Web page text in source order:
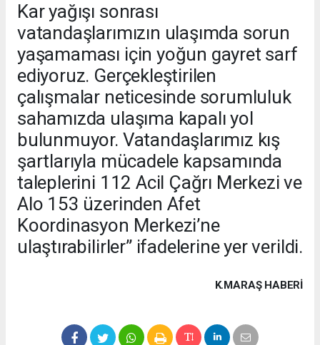
Kar yağışı sonrası
vatandaşlarımızın ulaşımda sorun
yaşamaması için yoğun gayret sarf
ediyoruz. Gerçekleştirilen
çalışmalar neticesinde sorumluluk
sahamızda ulaşıma kapalı yol
bulunmuyor. Vatandaşlarımız kış
şartlarıyla mücadele kapsamında
taleplerini 112 Acil Çağrı Merkezi ve
Alo 153 üzerinden Afet
Koordinasyon Merkezi’ne
ulaştırabilirler” ifadelerine yer verildi.
K.MARAŞ HABERİ